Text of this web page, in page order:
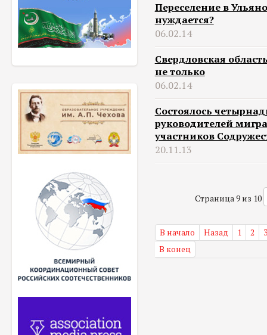
Переселение в
нуждается?
06.02.14
Свердловская
не только
06.02.14
Состоялось
руководителей
участников
20.11.13
Страница 9 из 10
В начало Назад 1 2
3
В конец